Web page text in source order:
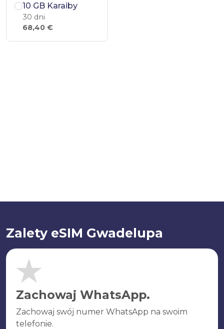
10 GB Karaiby
30 dni
68,40 €
Zalety eSIM Gwadelupa
Zachowaj WhatsApp.
Zachowaj swój numer WhatsApp na swoim
telefonie.